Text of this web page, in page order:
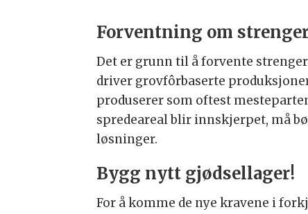
Forventning om
Det er grunn til å forvente
driver grovfôrbaserte
produserer som oftest
spredeareal blir innskjerpet, må
løsninger.
Bygg nytt gjødsellager!
For å komme de nye kravene i